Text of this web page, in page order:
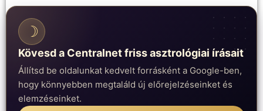
☽
Kövesd a Centralnet friss asztrológiai írásait
Állítsd be oldalunkat kedvelt forrásként a Google-ben,
hogy könnyebben megtaláld új előrejelzéseinket és
elemzéseinket.